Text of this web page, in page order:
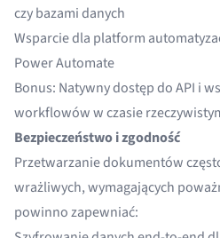
czy bazami danych
Wsparcie dla platform
Power Automate
Bonus: Natywny dostęp do API i
workflowów w czasie
Bezpieczeństwo i zgodność
Przetwarzanie dokumentów
wrażliwych, wymagających
powinno zapewniać: